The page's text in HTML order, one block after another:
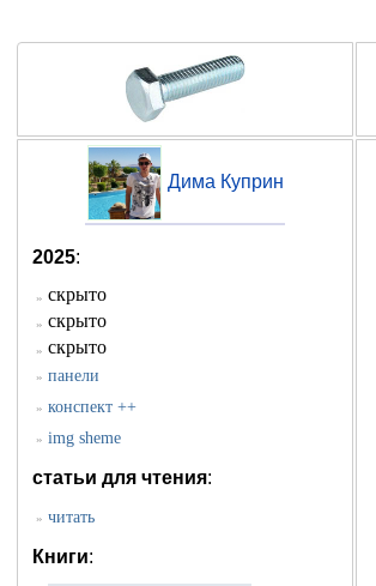
Дима Куприн
2025:
» скрыто
» скрыто
» скрыто
» панели
» конспект ++
» img sheme
статьи для чтения:
» читать
Книги: